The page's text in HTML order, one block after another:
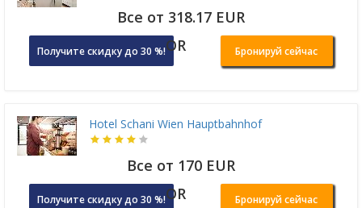
Все от 318.17 EUR
Получите скидку до 30 %!OR Бронируй сейчас
Hotel Schani Wien Hauptbahnhof
Все от 170 EUR
Получите скидку до 30 %!OR Бронируй сейчас